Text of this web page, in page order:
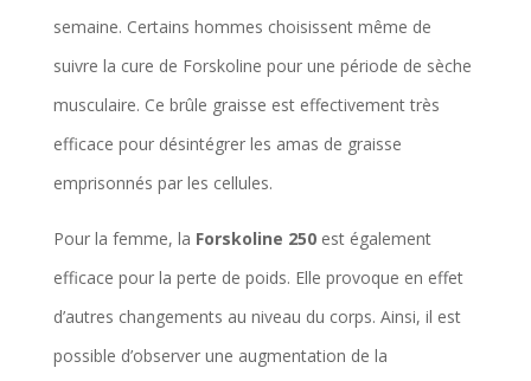
semaine. Certains hommes choisissent même de
suivre la cure de Forskoline pour une période de sèche
musculaire. Ce brûle graisse est effectivement très
efficace pour désintégrer les amas de graisse
emprisonnés par les cellules.
Pour la femme, la Forskoline 250est également
efficace pour la perte de poids. Elle provoque en effet
d’autres changements au niveau du corps. Ainsi, il est
possible d’observer une augmentation de la